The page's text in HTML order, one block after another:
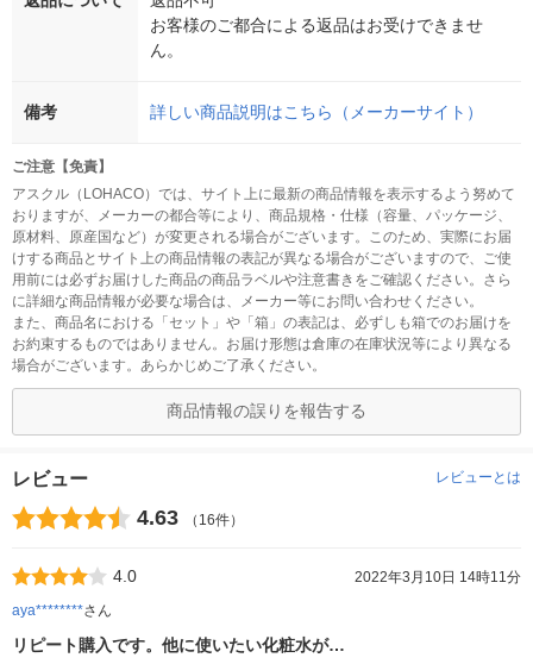
お客様のご都合による返品はお受けできませ
ん。
備考 詳しい商品説明はこちら（メーカーサイト）
ご注意【免責】
アスクル（LOHACO）では、サイト上に最新の商品情報を表示するよう努めて
おりますが、メーカーの都合等により、商品規格・仕様（容量、パッケージ、
原材料、原産国など）が変更される場合がございます。このため、実際にお届
けする商品とサイト上の商品情報の表記が異なる場合がございますので、ご使
用前には必ずお届けした商品の商品ラベルや注意書きをご確認ください。さら
に詳細な商品情報が必要な場合は、メーカー等にお問い合わせください。
また、商品名における「セット」や「箱」の表記は、必ずしも箱でのお届けを
お約束するものではありません。お届け形態は倉庫の在庫状況等により異なる
場合がございます。あらかじめご了承ください。
商品情報の誤りを報告する
レビュー レビューとは
4.63 （16件）
4.0
2022年3月10日 14時11分
aya********さん
リピート購入です。他に使いたい化粧水が…